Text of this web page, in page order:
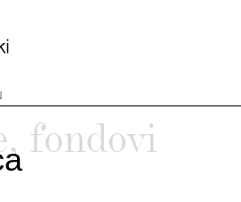
fondovi